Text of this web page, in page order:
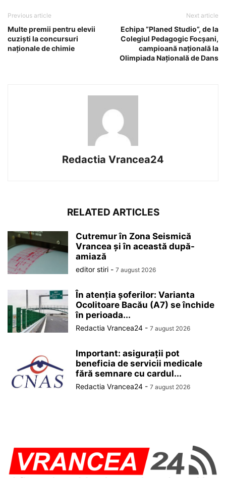
Previous article
Multe premii pentru elevii
cuziști la concursuri
naționale de chimie
Next article
Echipa ”Planed Studio”, de la
Colegiul Pedagogic Focșani,
campioană națională la
Olimpiada Națională de Dans
Redactia Vrancea24
RELATED ARTICLES
Cutremur în Zona Seismică
Vrancea și în această după-
amiază
editor stiri - 7 august 2026
În atenția șoferilor: Varianta
Ocolitoare Bacău (A7) se închide
în perioada...
Redactia Vrancea24 - 7 august 2026
Important: asigurații pot
beneficia de servicii medicale
fără semnare cu cardul...
Redactia Vrancea24 - 7 august 2026